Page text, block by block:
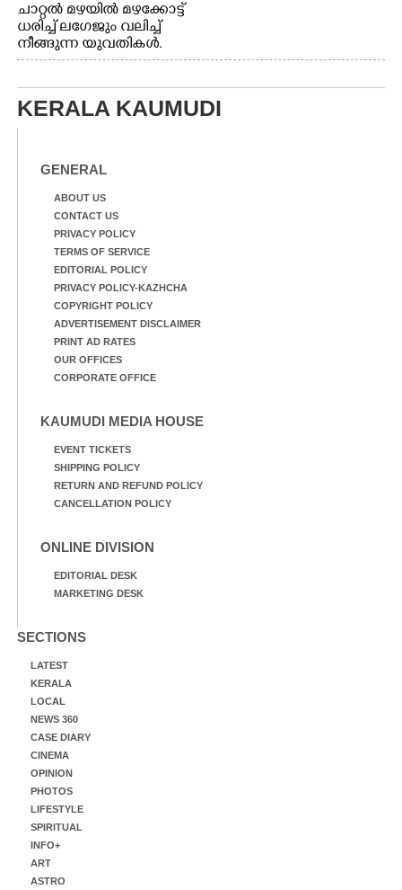
ചാറ്റൽ മഴയിൽ മഴക്കോട്ട്
ധരിച്ച് ലഗേജും വലിച്ച്
നീങ്ങുന്ന യുവതികൾ.
എറണാകുളം മേനകയിൽ
KERALA KAUMUDI
GENERAL
ABOUT US
CONTACT US
PRIVACY POLICY
TERMS OF SERVICE
EDITORIAL POLICY
PRIVACY POLICY-KAZHCHA
COPYRIGHT POLICY
ADVERTISEMENT DISCLAIMER
PRINT AD RATES
OUR OFFICES
CORPORATE OFFICE
KAUMUDI MEDIA HOUSE
EVENT TICKETS
SHIPPING POLICY
RETURN AND REFUND POLICY
CANCELLATION POLICY
ONLINE DIVISION
EDITORIAL DESK
MARKETING DESK
SECTIONS
LATEST
KERALA
LOCAL
NEWS 360
CASE DIARY
CINEMA
OPINION
PHOTOS
LIFESTYLE
SPIRITUAL
INFO+
ART
ASTRO